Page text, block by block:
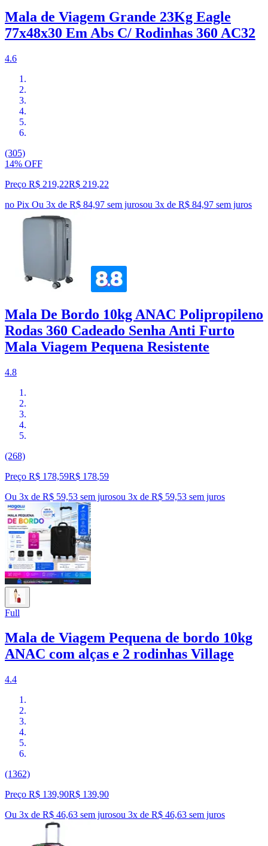
Mala de Viagem Grande 23Kg Eagle
77x48x30 Em Abs C/ Rodinhas 360 AC32
4.6
(305)
14% OFF
Preço R$ 219,22R$ 219,22
no Pix Ou 3x de R$ 84,97 sem jurosou 3x de R$ 84,97 sem juros
Mala De Bordo 10kg ANAC Polipropileno
Rodas 360 Cadeado Senha Anti Furto
Mala Viagem Pequena Resistente
4.8
(268)
Preço R$ 178,59R$ 178,59
Ou 3x de R$ 59,53 sem jurosou 3x de R$ 59,53 sem juros
Full
Mala de Viagem Pequena de bordo 10kg
ANAC com alças e 2 rodinhas Village
4.4
(1362)
Preço R$ 139,90R$ 139,90
Ou 3x de R$ 46,63 sem jurosou 3x de R$ 46,63 sem juros